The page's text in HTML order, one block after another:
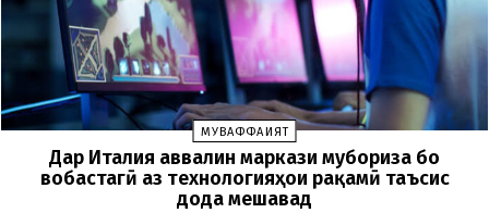
МУВАФФАҚИЯТ
Дар Италия аввалин маркази мубориза бо
вобастагӣ аз технологияҳои рақамӣ таъсис
дода мешавад